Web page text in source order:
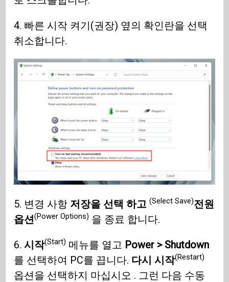
4. 빠른 시작 켜기(권장) 옆의 확인란을 선택
취소합니다.
5. 변경 사항 저장을 선택 하고(Select Save)전원
옵션(Power Options) 을 종료 합니다.
6.시작(Start) 메뉴를 열고 Power > Shutdown
를 선택하여 PC를 끕니다. 다시 시작(Restart)
옵션을 선택하지 마십시오 . 그런 다음 수동